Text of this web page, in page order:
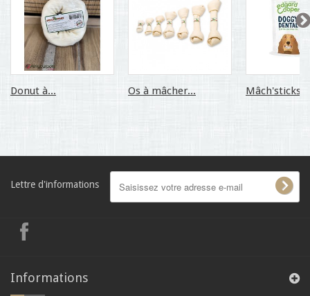
Donut à... Os à mâcher... Mâch'sticks...
Lettre d'informations
Informations